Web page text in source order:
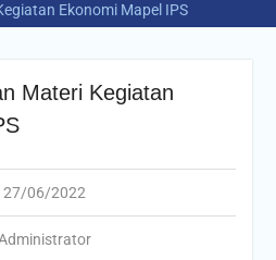
Ekonomi Mapel IPS
Materi Kegiatan
27/06/2022